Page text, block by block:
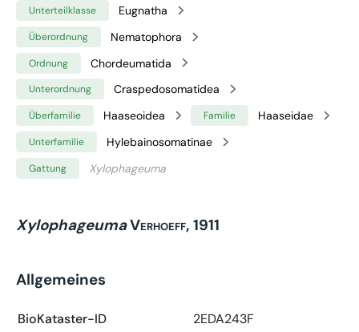
Unterteilklasse Eugnatha
Überordnung Nematophora
Ordnung Chordeumatida
Unterordnung Craspedosomatidea
Überfamilie Haaseoidea Familie Haaseidae
Unterfamilie Hylebainosomatinae
Gattung Xylophageuma
XylophageumaVerhoeff, 1911
Allgemeines
BioKataster-ID
2EDA243F